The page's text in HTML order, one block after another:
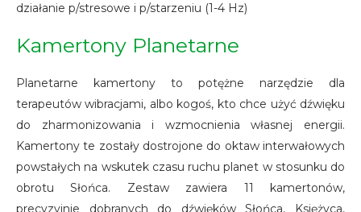
działanie p/stresowe i p/starzeniu (1-4 Hz)
Kamertony Planetarne
Planetarne kamertony to potężne narzędzie dla
terapeutów wibracjami, albo kogoś, kto chce użyć dźwięku
do zharmonizowania i wzmocnienia własnej energii.
Kamertony te zostały dostrojone do oktaw interwałowych
powstałych na wskutek czasu ruchu planet w stosunku do
obrotu Słońca. Zestaw zawiera 11 kamertonów,
precyzyjnie dobranych do dźwięków Słońca, Księżyca,